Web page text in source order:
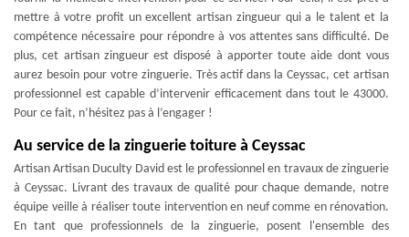
mettre à votre profit un excellent artisan zingueur qui a le talent et la
compétence nécessaire pour répondre à vos attentes sans difficulté. De
plus, cet artisan zingueur est disposé à apporter toute aide dont vous
aurez besoin pour votre zinguerie. Très actif dans la Ceyssac, cet artisan
professionnel est capable d’intervenir efficacement dans tout le 43000.
Pour ce fait, n’hésitez pas à l’engager !
Au service de la zinguerie toiture à Ceyssac
Artisan Artisan Duculty David est le professionnel en travaux de zinguerie
à Ceyssac. Livrant des travaux de qualité pour chaque demande, notre
équipe veille à réaliser toute intervention en neuf comme en rénovation.
En tant que professionnels de la zinguerie, posent l'ensemble des